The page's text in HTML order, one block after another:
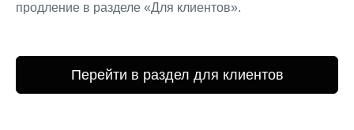
продление в разделе «Для клиентов».
Перейти в раздел для клиентов